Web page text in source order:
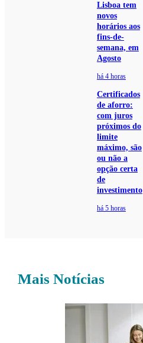
Lisboa tem
novos
horários aos
fins-de-
semana, em
Agosto
há 4 horas
Certificados
de aforro:
com juros
próximos do
limite
máximo, são
ou não a
opção certa
de
investimento
há 5 horas
Mais Notícias